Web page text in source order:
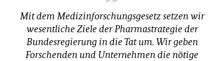
Mit dem Medizinforschungsgesetz setzen wir
wesentliche Ziele der Pharmastrategie der
Bundesregierung in die Tat um. Wir geben
Forschenden und Unternehmen die nötige